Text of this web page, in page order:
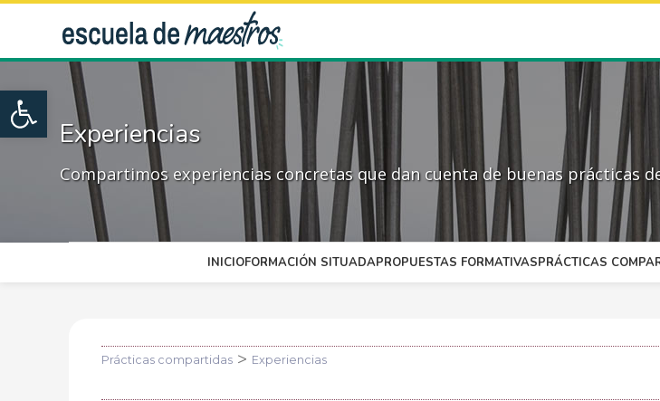
Open toolbar
Experiencias
Compartimos experiencias concretas que dan cuenta de buenas prácticas
INICIOFORMACIÓN SITUADAPROPUESTAS FORMATIVASPRÁCTICAS
Prácticas compartidas> Experiencias